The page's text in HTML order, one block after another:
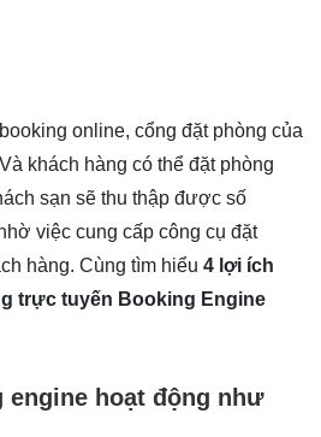
online, cổng đặt phòng của
khách hàng có thể đặt phòng
sạn sẽ thu thập được số
việc cung cấp công cụ đặt
hàng. Cùng tìm hiểu 4 lợi ích
trực tuyến Booking Engine
engine hoạt động như